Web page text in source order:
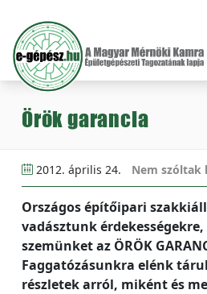
Örök garancia
2012. április 24. Nem szóltak
Országos építőipari
vadásztunk
szemünket az ÖRÖK
Faggatózásunkra elénk
részletek arról, miként és